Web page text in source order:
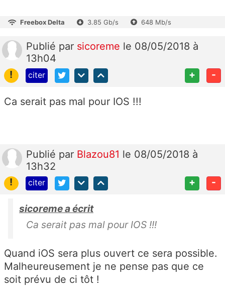
Freebox Delta 3.85 Gb/s 648 Mb/s
Publié par sicoreme le 08/05/2018 à
13h04
!
citer + -
Ca serait pas mal pour IOS !!!
Publié par Blazou81 le 08/05/2018 à
13h32
!
citer + -
sicoreme a écrit
Ca serait pas mal pour IOS !!!
Quand iOS sera plus ouvert ce sera possible.
Malheureusement je ne pense pas que ce
soit prévu de ci tôt !